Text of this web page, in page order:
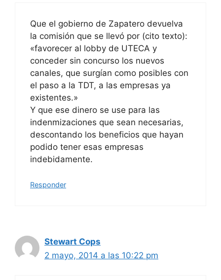
Que el gobierno de Zapatero devuelva
la comisión que se llevó por (cito texto):
«favorecer al lobby de UTECA y
conceder sin concurso los nuevos
canales, que surgían como posibles con
el paso a la TDT, a las empresas ya
existentes.»
Y que ese dinero se use para las
indenmizaciones que sean necesarias,
descontando los beneficios que hayan
podido tener esas empresas
indebidamente.
Responder
Stewart Cops
2 mayo, 2014 a las 10:22 pm